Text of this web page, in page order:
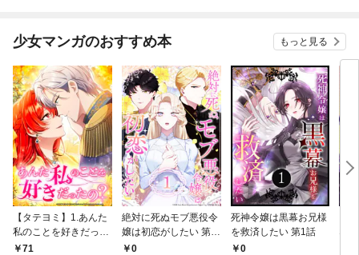
少女マンガのおすすめ本 もっと見る
【タテヨミ】1.あんた
私のことを好きだった
の？
71
絶対に死ぬモブ悪役令
嬢は初恋がしたい 第1
話0
死神令嬢は黒幕お兄様
を救済したい 第1話
0
な